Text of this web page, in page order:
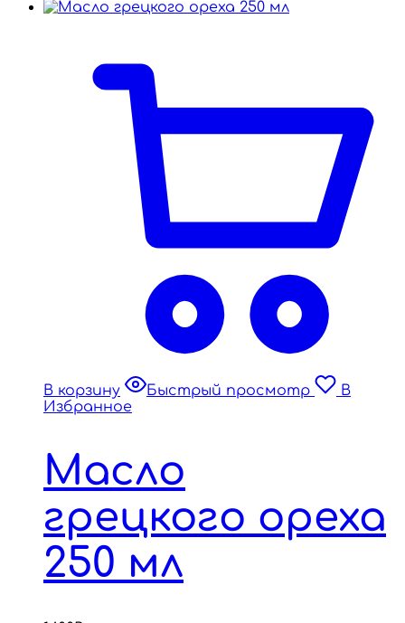
В корзину Быстрый просмотр
В
Избранное
Масло
грецкого ореха
250 мл